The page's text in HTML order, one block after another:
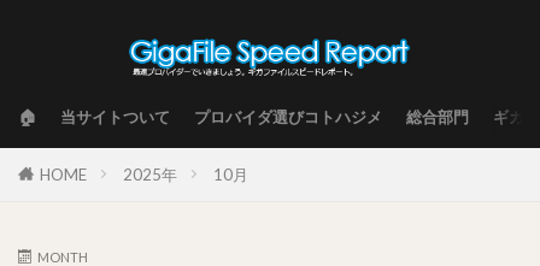
🏠 当サイトついて プロバイダ選びコトハジメ 総合部門 ギガ
HOME 2025年 10月
MONTH